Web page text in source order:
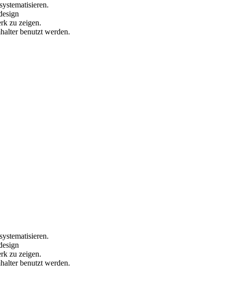
zu zeigen.
benutzt werden.
zu zeigen.
benutzt werden.